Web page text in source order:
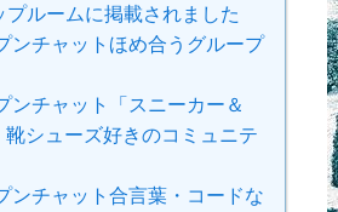
プルームに掲載されました
ンチャットほめ合うグループ
ンチャット「スニーカー＆
シューズ好きのコミュニテ
ンチャット合言葉・コードな